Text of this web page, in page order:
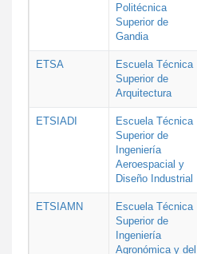
Politécnica
Superior de
Gandia
ETSA
Escuela Técnica
Superior de
Arquitectura
ETSIADI
Escuela Técnica
Superior de
Ingeniería
Aeroespacial y
Diseño Industrial
ETSIAMN
Escuela Técnica
Superior de
Ingeniería
Agronómica y del